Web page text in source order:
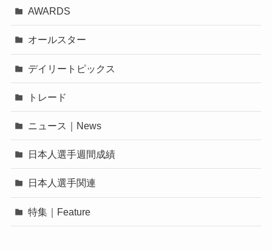
AWARDS
オールスター
デイリートピックス
トレード
ニュース｜News
日本人選手週間成績
日本人選手関連
特集｜Feature